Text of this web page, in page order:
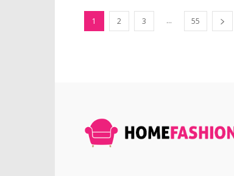
1 2 3 ... 55